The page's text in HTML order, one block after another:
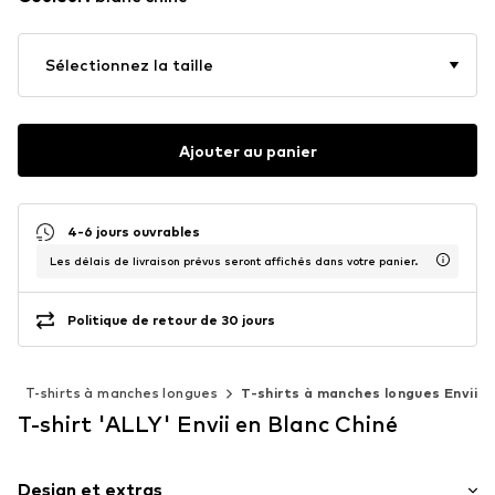
Sélectionnez la taille
Ajouter au panier
4-6 jours ouvrables
Les délais de livraison prévus seront affichés dans votre panier.
Politique de retour de 30 jours
T-shirts à manches longues T-shirts à manches longues Envii
T-shirt 'ALLY' Envii en Blanc Chiné
Design et extras